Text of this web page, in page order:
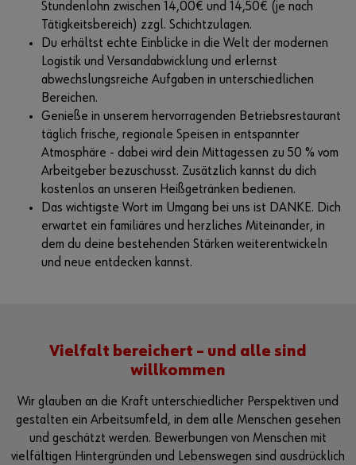
Stundenlohn zwischen 14,00€ und 14,50€ (je nach
Tätigkeitsbereich) zzgl. Schichtzulagen.
Du erhältst echte Einblicke in die Welt der modernen
Logistik und Versandabwicklung und erlernst
abwechslungsreiche Aufgaben in unterschiedlichen
Bereichen.
Genieße in unserem hervorragenden Betriebsrestaurant
täglich frische, regionale Speisen in entspannter
Atmosphäre - dabei wird dein Mittagessen zu 50 % vom
Arbeitgeber bezuschusst. Zusätzlich kannst du dich
kostenlos an unseren Heißgetränken bedienen.
Das wichtigste Wort im Umgang bei uns ist DANKE. Dich
erwartet ein familiäres und herzliches Miteinander, in
dem du deine bestehenden Stärken weiterentwickeln
und neue entdecken kannst.
Vielfalt bereichert – und alle sind
willkommen
Wir glauben an die Kraft unterschiedlicher Perspektiven und
gestalten ein Arbeitsumfeld, in dem alle Menschen gesehen
und geschätzt werden. Bewerbungen von Menschen mit
vielfältigen Hintergründen und Lebenswegen sind ausdrücklich